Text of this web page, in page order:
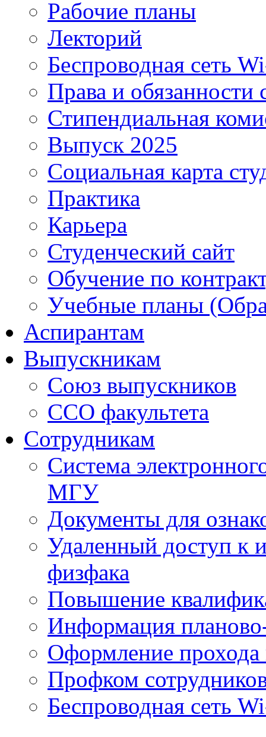
Рабочие планы
Лекторий
Беспроводная сеть
Права и обязанности
Стипендиальная
Выпуск 2025
Социальная карта
Практика
Карьера
Студенческий сайт
Обучение по
Учебные планы
Аспирантам
Выпускникам
Союз выпускников
ССО факультета
Сотрудникам
Система
МГУ
Документы для
Удаленный доступ к
физфака
Повышение
Информация
Оформление прохода
Профком
Беспроводная сеть